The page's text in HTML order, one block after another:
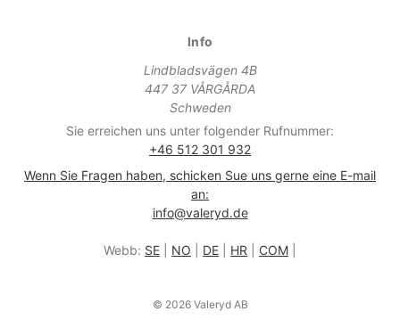
Info
Lindbladsvägen 4B
447 37 VÅRGÅRDA
Schweden
Sie erreichen uns unter folgender Rufnummer:
+46 512 301 932
Wenn Sie Fragen haben, schicken Sue uns gerne eine E-mail
an:
info@valeryd.de
Webb: SE NO DE HR COM
© 2026 Valeryd AB